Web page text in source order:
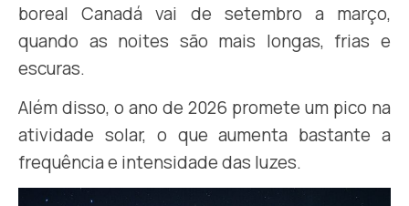
boreal Canadá vai de setembro a março,
quando as noites são mais longas, frias e
escuras.
Além disso, o ano de 2026 promete um pico na
atividade solar, o que aumenta bastante a
frequência e intensidade das luzes.